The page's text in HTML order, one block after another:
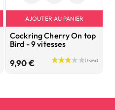
AJOUTER AU PANIER
Cockring Cherry On top
Bird - 9 vitesses
9,90 €Prix